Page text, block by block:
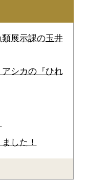
展示課の玉井
シカの『ひれ
した！